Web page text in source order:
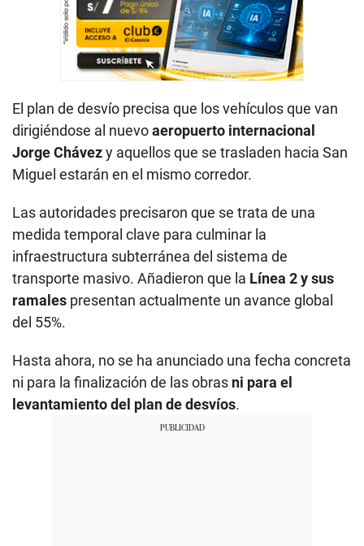
El plan de desvío precisa que los vehículos que van
dirigiéndose al nuevoaeropuerto internacional
Jorge Chávezy aquellos que se trasladen hacia San
Miguel estarán en el mismo corredor.
Las autoridades precisaron que se trata de una
medida temporal clave para culminar la
infraestructura subterránea del sistema de
transporte masivo. Añadieron que la Línea 2 y sus
ramales presentan actualmente un avance global
del 55%.
Hasta ahora, no se ha anunciado una fecha concreta
ni para la finalización de las obras ni para el
levantamiento del plan de desvíos.